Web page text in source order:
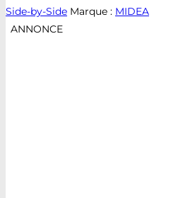
Side-by-Side Marque : MIDEA
ANNONCE